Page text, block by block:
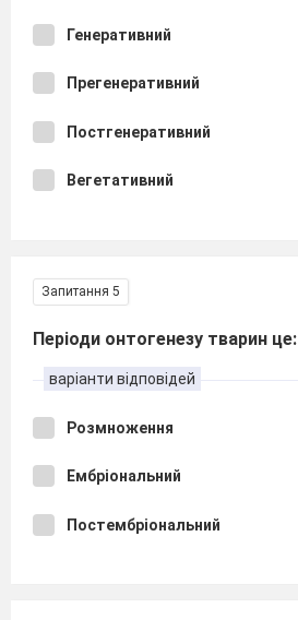
Генеративний
Прегенеративний
Постгенеративний
Вегетативний
Запитання 5
Періоди онтогенезу тварин це:
варіанти відповідей
Розмноження
Ембріональний
Постембріональний